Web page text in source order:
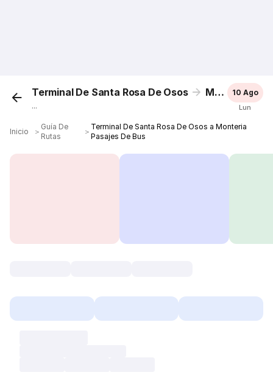
Terminal De Santa Rosa De Osos Monteria
...
10 Ago
Lun
Inicio ＞
Guía De
Rutas
＞
Terminal De Santa Rosa De Osos a Monteria
Pasajes De Bus